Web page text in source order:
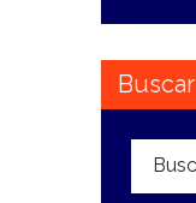
Buscar
Buscar: